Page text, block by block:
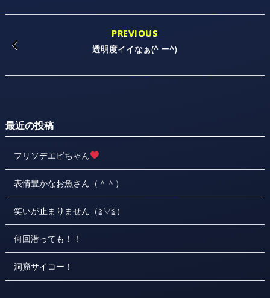
PREVIOUS
透明度イイなぁ(^ ー^)
最近の投稿
フリソデエビちゃん
表情豊かなお魚さん（＾＾）
笑いが止まりません（≧▽≦）
何回潜っても！！
洞窟サイコー！